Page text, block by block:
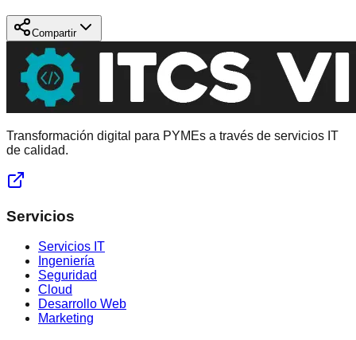
Compartir
Transformación digital para PYMEs a través de servicios IT
de calidad.
Servicios
Servicios IT
Ingeniería
Seguridad
Cloud
Desarrollo Web
Marketing